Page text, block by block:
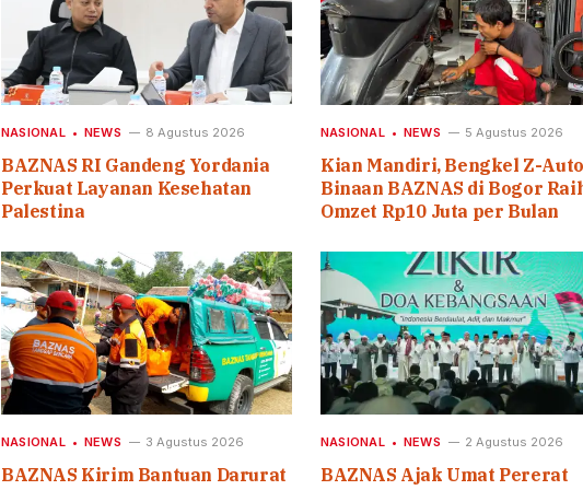
NASIONAL NEWS 8 Agustus 2026
BAZNAS RI Gandeng Yordania
Perkuat Layanan Kesehatan
Palestina
NASIONAL NEWS 5 Agustus 2026
Kian Mandiri, Bengkel Z-Auto
Binaan BAZNAS di Bogor
Omzet Rp10 Juta per Bulan
NASIONAL NEWS 3 Agustus 2026
BAZNAS Kirim Bantuan Darurat
NASIONAL NEWS 2 Agustus 2026
BAZNAS Ajak Umat Pererat